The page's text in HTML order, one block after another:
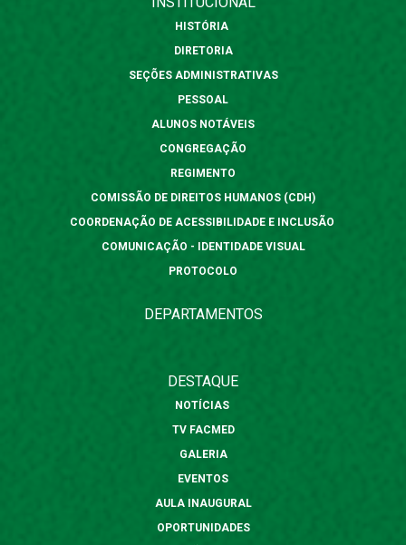
HISTÓRIA
DIRETORIA
SEÇÕES ADMINISTRATIVAS
PESSOAL
ALUNOS NOTÁVEIS
CONGREGAÇÃO
REGIMENTO
COMISSÃO DE DIREITOS HUMANOS (CDH)
COORDENAÇÃO DE ACESSIBILIDADE E INCLUSÃO
COMUNICAÇÃO - IDENTIDADE VISUAL
PROTOCOLO
DEPARTAMENTOS
DESTAQUE
NOTÍCIAS
TV FACMED
GALERIA
EVENTOS
AULA INAUGURAL
OPORTUNIDADES